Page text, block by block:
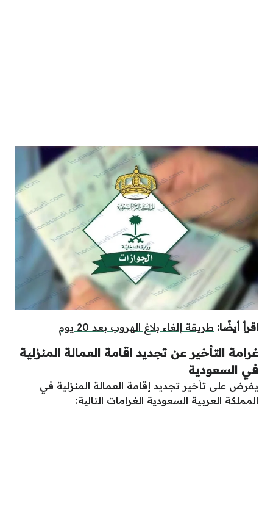
اقرأ أيضًا: طريقة إلغاء بلاغ الهروب بعد 20 يوم
غرامة التأخير عن تجديد اقامة العمالة المنزلية
في السعودية
يفرض على تأخير تجديد إقامة العمالة المنزلية في
المملكة العربية السعودية الغرامات التالية: